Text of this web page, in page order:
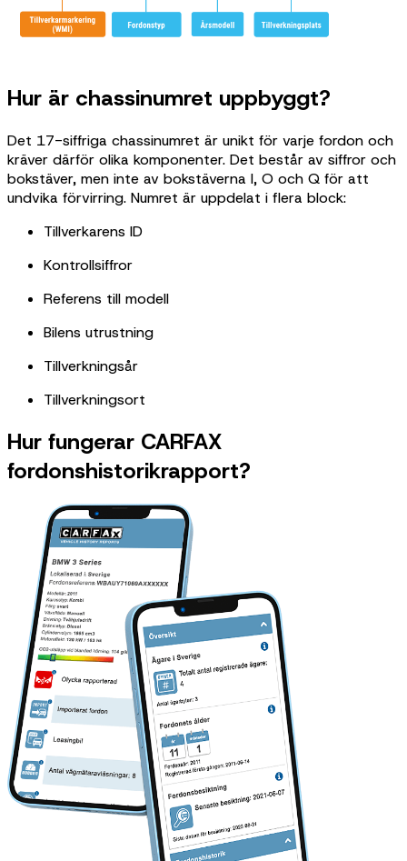
Hur är chassinumret uppbyggt?
Det 17-siffriga chassinumret är unikt för varje fordon och
kräver därför olika komponenter. Det består av siffror och
bokstäver, men inte av bokstäverna I, O och Q för att
undvika förvirring. Numret är uppdelat i flera block:
Tillverkarens ID
Kontrollsiffror
Referens till modell
Bilens utrustning
Tillverkningsår
Tillverkningsort
Hur fungerar CARFAX
fordonshistorikrapport?